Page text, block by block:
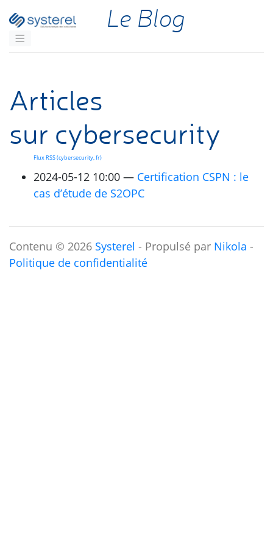
Aller au contenu principalLe Blog
Articles
sur cybersecurity
FluxRSS(cybersecurity, fr)
2024-05-12 10:00 Certification CSPN : le
cas d’étude de S2OPC
Contenu © 2026 Systerel - Propulsé par Nikola -
Politique de confidentialité